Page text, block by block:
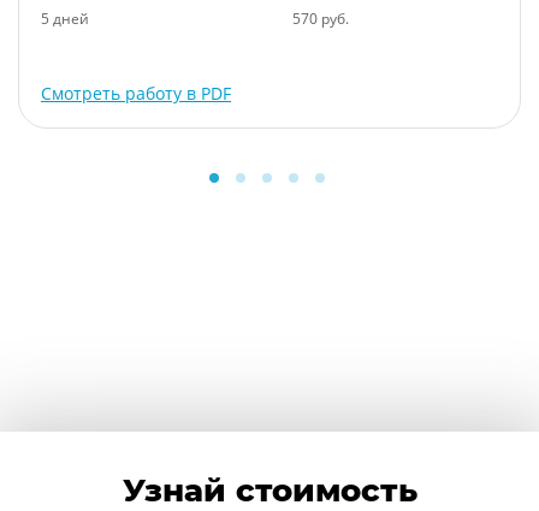
5 дней 570 руб.
Смотреть работу в PDF
Узнай стоимость